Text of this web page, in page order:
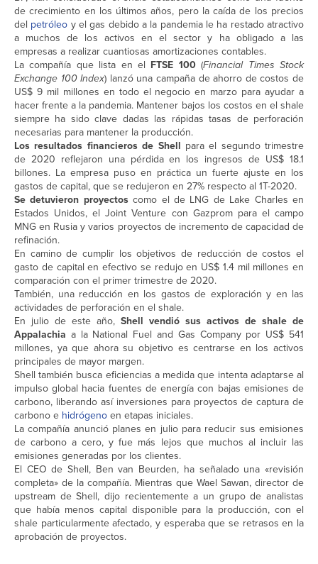
de crecimiento en los últimos años, pero la caída de los precios
del petróleo y el gas debido a la pandemia le ha restado atractivo
a muchos de los activos en el sector y ha obligado a las
empresas a realizar cuantiosas amortizaciones contables.
La compañía que lista en el FTSE 100(Financial Times Stock
Exchange 100 Index) lanzó una campaña de ahorro de costos de
US$ 9 mil millones en todo el negocio en marzo para ayudar a
hacer frente a la pandemia. Mantener bajos los costos en el shale
siempre ha sido clave dadas las rápidas tasas de perforación
necesarias para mantener la producción.
Los resultados financieros de Shell para el segundo trimestre
de 2020 reflejaron una pérdida en los ingresos de US$ 18.1
billones. La empresa puso en práctica un fuerte ajuste en los
gastos de capital, que se redujeron en 27% respecto al 1T-2020.
Se detuvieron proyectoscomo el de LNG de Lake Charles en
Estados Unidos, el Joint Venture con Gazprom para el campo
MNG en Rusia y varios proyectos de incremento de capacidad de
refinación.
En camino de cumplir los objetivos de reducción de costos el
gasto de capital en efectivo se redujo en US$ 1.4 mil millones en
comparación con el primer trimestre de 2020.
También, una reducción en los gastos de exploración y en las
actividades de perforación en el shale.
En julio de este año, Shell vendió sus activos de shale de
Appalachia a la National Fuel and Gas Company por US$ 541
millones, ya que ahora su objetivo es centrarse en los activos
principales de mayor margen.
Shell también busca eficiencias a medida que intenta adaptarse al
impulso global hacia fuentes de energía con bajas emisiones de
carbono, liberando así inversiones para proyectos de captura de
carbono e hidrógenoen etapas iniciales.
La compañía anunció planes en julio para reducir sus emisiones
de carbono a cero, y fue más lejos que muchos al incluir las
emisiones generadas por los clientes.
El CEO de Shell, Ben van Beurden, ha señalado una «revisión
completa» de la compañía. Mientras que Wael Sawan, director de
upstream de Shell, dijo recientemente a un grupo de analistas
que había menos capital disponible para la producción, con el
shale particularmente afectado, y esperaba que se retrasos en la
aprobación de proyectos.